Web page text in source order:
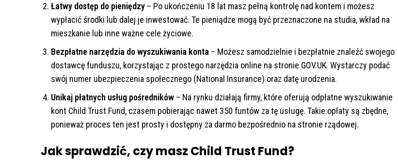
Łatwy dostęp do pieniędzy – Po ukończeniu 18 lat masz pełną kontrolę nad kontem i możesz
wypłacić środki lub dalej je inwestować. Te pieniądze mogą być przeznaczone na studia, wkład na
mieszkanie lub inne ważne cele życiowe.
Bezpłatne narzędzia do wyszukiwania konta – Możesz samodzielnie i bezpłatnie znaleźć swojego
dostawcę funduszu, korzystając z prostego narzędzia online na stronie GOV.UK. Wystarczy podać
swój numer ubezpieczenia społecznego (National Insurance) oraz datę urodzenia.
Unikaj płatnych usług pośredników – Na rynku działają firmy, które oferują odpłatne wyszukiwanie
kont Child Trust Fund, czasem pobierając nawet 350 funtów za tę usługę. Takie opłaty są zbędne,
ponieważ proces ten jest prosty i dostępny za darmo bezpośrednio na stronie rządowej.
Jak sprawdzić, czy masz Child Trust Fund?